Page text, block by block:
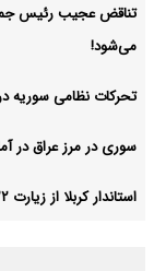
تناقض عجیب رئیس
می‌شود!
تحرکات نظامی سوریه
سوری در مرز عراق در
استاندار کربلا از زیارت ۲۲ میلیون زائر اربعین خبر داد